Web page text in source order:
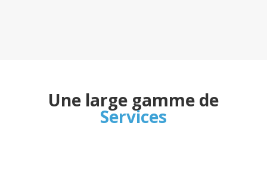
Une large gamme de
Services